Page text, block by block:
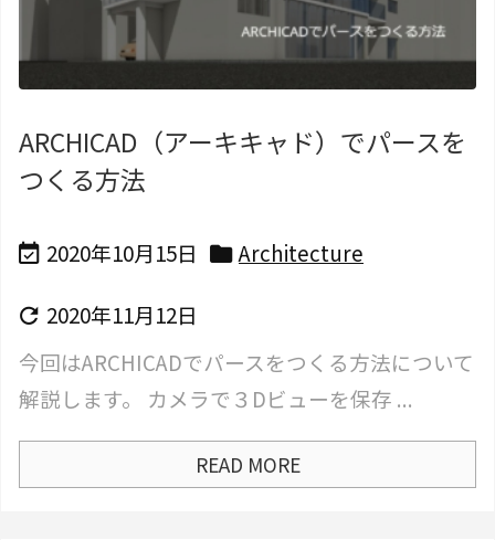
ARCHICAD（アーキキャド）でパースを
つくる方法
 2020年10月15日  Architecture
 2020年11月12日
今回はARCHICADでパースをつくる方法について
解説します。 カメラで３Dビューを保存 ...
READ MORE